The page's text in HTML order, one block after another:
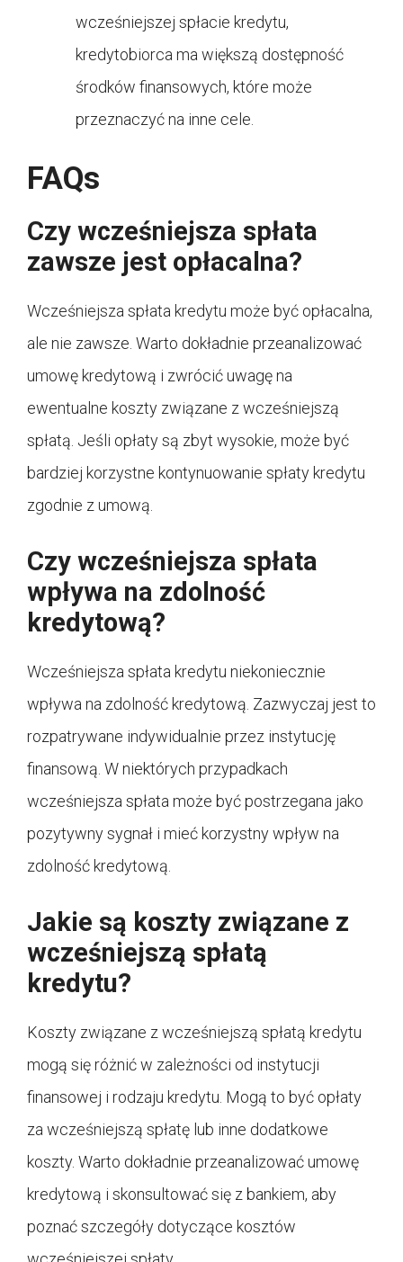
wcześniejszej spłacie kredytu,
kredytobiorca ma większą dostępność
środków finansowych, które może
przeznaczyć na inne cele.
FAQs
Czy wcześniejsza spłata
zawsze jest opłacalna?
Wcześniejsza spłata kredytu może być opłacalna,
ale nie zawsze. Warto dokładnie przeanalizować
umowę kredytową i zwrócić uwagę na
ewentualne koszty związane z wcześniejszą
spłatą. Jeśli opłaty są zbyt wysokie, może być
bardziej korzystne kontynuowanie spłaty kredytu
zgodnie z umową.
Czy wcześniejsza spłata
wpływa na zdolność
kredytową?
Wcześniejsza spłata kredytu niekoniecznie
wpływa na zdolność kredytową. Zazwyczaj jest to
rozpatrywane indywidualnie przez instytucję
finansową. W niektórych przypadkach
wcześniejsza spłata może być postrzegana jako
pozytywny sygnał i mieć korzystny wpływ na
zdolność kredytową.
Jakie są koszty związane z
wcześniejszą spłatą
kredytu?
Koszty związane z wcześniejszą spłatą kredytu
mogą się różnić w zależności od instytucji
finansowej i rodzaju kredytu. Mogą to być opłaty
za wcześniejszą spłatę lub inne dodatkowe
koszty. Warto dokładnie przeanalizować umowę
kredytową i skonsultować się z bankiem, aby
poznać szczegóły dotyczące kosztów